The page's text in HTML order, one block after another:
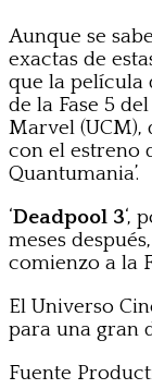
Aunque se
exactas de
que la película
de la Fase 5
Marvel (UCM),
con el estreno
Quantumania’.
‘Deadpool 3‘,
meses
comienzo a la
El Universo
para una gran
Fuente